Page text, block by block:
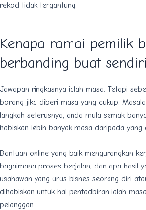
rekod tidak tergantung.
Kenapa ramai pemilik
berbanding buat sendiri
Jawapan ringkasnya ialah masa. Tetapi
borang jika diberi masa yang cukup.
langkah seterusnya, anda mula semak
habiskan lebih banyak masa daripada yang
Bantuan online yang baik mengurangkan
bagaimana proses berjalan, dan apa hasil
usahawan yang urus bisnes seorang diri
dihabiskan untuk hal pentadbiran ialah
pelanggan.